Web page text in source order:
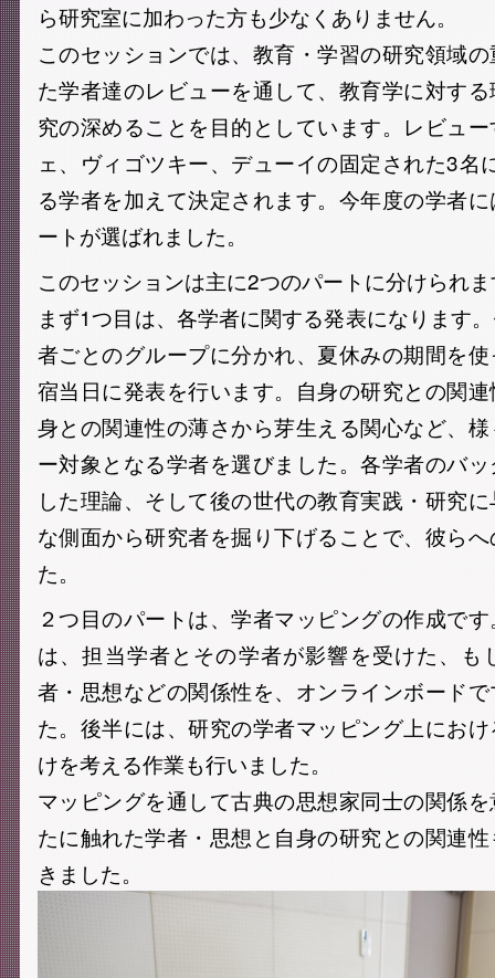
ら研究室に加わった方も少なくありません。
このセッションでは、教育・学習の研究領域
た学者達のレビューを通して、教育学に対す
究の深めることを目的としています。レビュ
ェ、ヴィゴツキー、デューイの固定された3名
る学者を加えて決定されます。今年度の学者
ートが選ばれました。
このセッションは主に2つのパートに分けられ
まず1つ目は、各学者に関する発表になります
者ごとのグループに分かれ、夏休みの期間を
宿当日に発表を行います。自身の研究との関
身との関連性の薄さから芽生える関心など、
ー対象となる学者を選びました。各学者のバ
した理論、そして後の世代の教育実践・研究
な側面から研究者を掘り下げることで、彼ら
た。
２つ目のパートは、学者マッピングの作成で
は、担当学者とその学者が影響を受けた、も
者・思想などの関係性を、オンラインボード
た。後半には、研究の学者マッピング上にお
けを考える作業も行いました。
マッピングを通して古典の思想家同士の関係
たに触れた学者・思想と自身の研究との関連
きました。